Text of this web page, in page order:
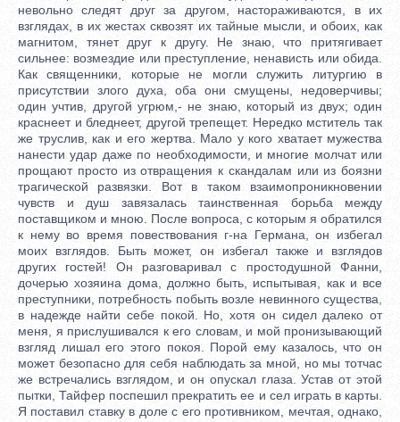
невольно следят друг за другом, настораживаются, в их
взглядах, в их жестах сквозят их тайные мысли, и обоих, как
магнитом, тянет друг к другу. Не знаю, что притягивает
сильнее: возмездие или преступление, ненависть или обида.
Как священники, которые не могли служить литургию в
присутствии злого духа, оба они смущены, недоверчивы;
один учтив, другой угрюм,- не знаю, который из двух; один
краснеет и бледнеет, другой трепещет. Нередко мститель так
же труслив, как и его жертва. Мало у кого хватает мужества
нанести удар даже по необходимости, и многие молчат или
прощают просто из отвращения к скандалам или из боязни
трагической развязки. Вот в таком взаимопроникновении
чувств и душ завязалась таинственная борьба между
поставщиком и мною. После вопроса, с которым я обратился
к нему во время повествования г-на Германа, он избегал
моих взглядов. Быть может, он избегал также и взглядов
других гостей! Он разговаривал с простодушной Фанни,
дочерью хозяина дома, должно быть, испытывая, как и все
преступники, потребность побыть возле невинного существа,
в надежде найти себе покой. Но, хотя он сидел далеко от
меня, я прислушивался к его словам, и мой пронизывающий
взгляд лишал его этого покоя. Порой ему казалось, что он
может безопасно для себя наблюдать за мной, но мы тотчас
же встречались взглядом, и он опускал глаза. Устав от этой
пытки, Тайфер поспешил прекратить ее и сел играть в карты.
Я поставил ставку в доле с его противником, мечтая, однако,